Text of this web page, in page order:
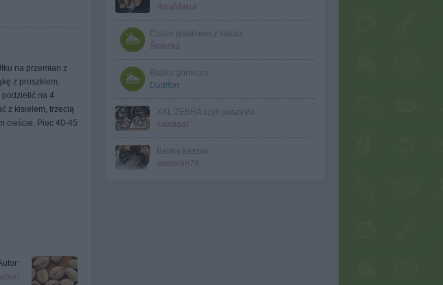
na przemian z
z proszkiem.
podzielić na 4
z kisielem, trzecią
cieście. Piec 40-45
AniaMakut
Ciasto piaskowe z kakao
Śnieżka
Babka górnicza
Dudifon
XXL ZEBRA czyli puszysta
sawagat
Babka kaszak
mariolan76